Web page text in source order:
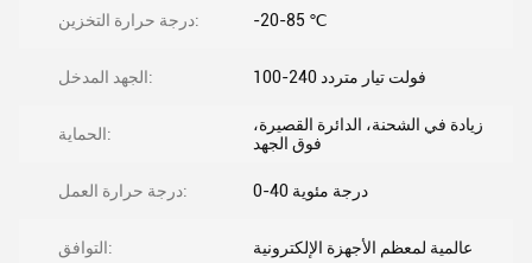
درجة حرارة التخزين: -20-85 ℃
الجهد المدخل: 100-240 فولت تيار متردد
الحماية:
زيادة في الشحنة، الدائرة القصيرة،
فوق الجهد
درجة حرارة العمل: 0-40 درجة مئوية
التوافق: عالمية لمعظم الأجهزة الإلكترونية